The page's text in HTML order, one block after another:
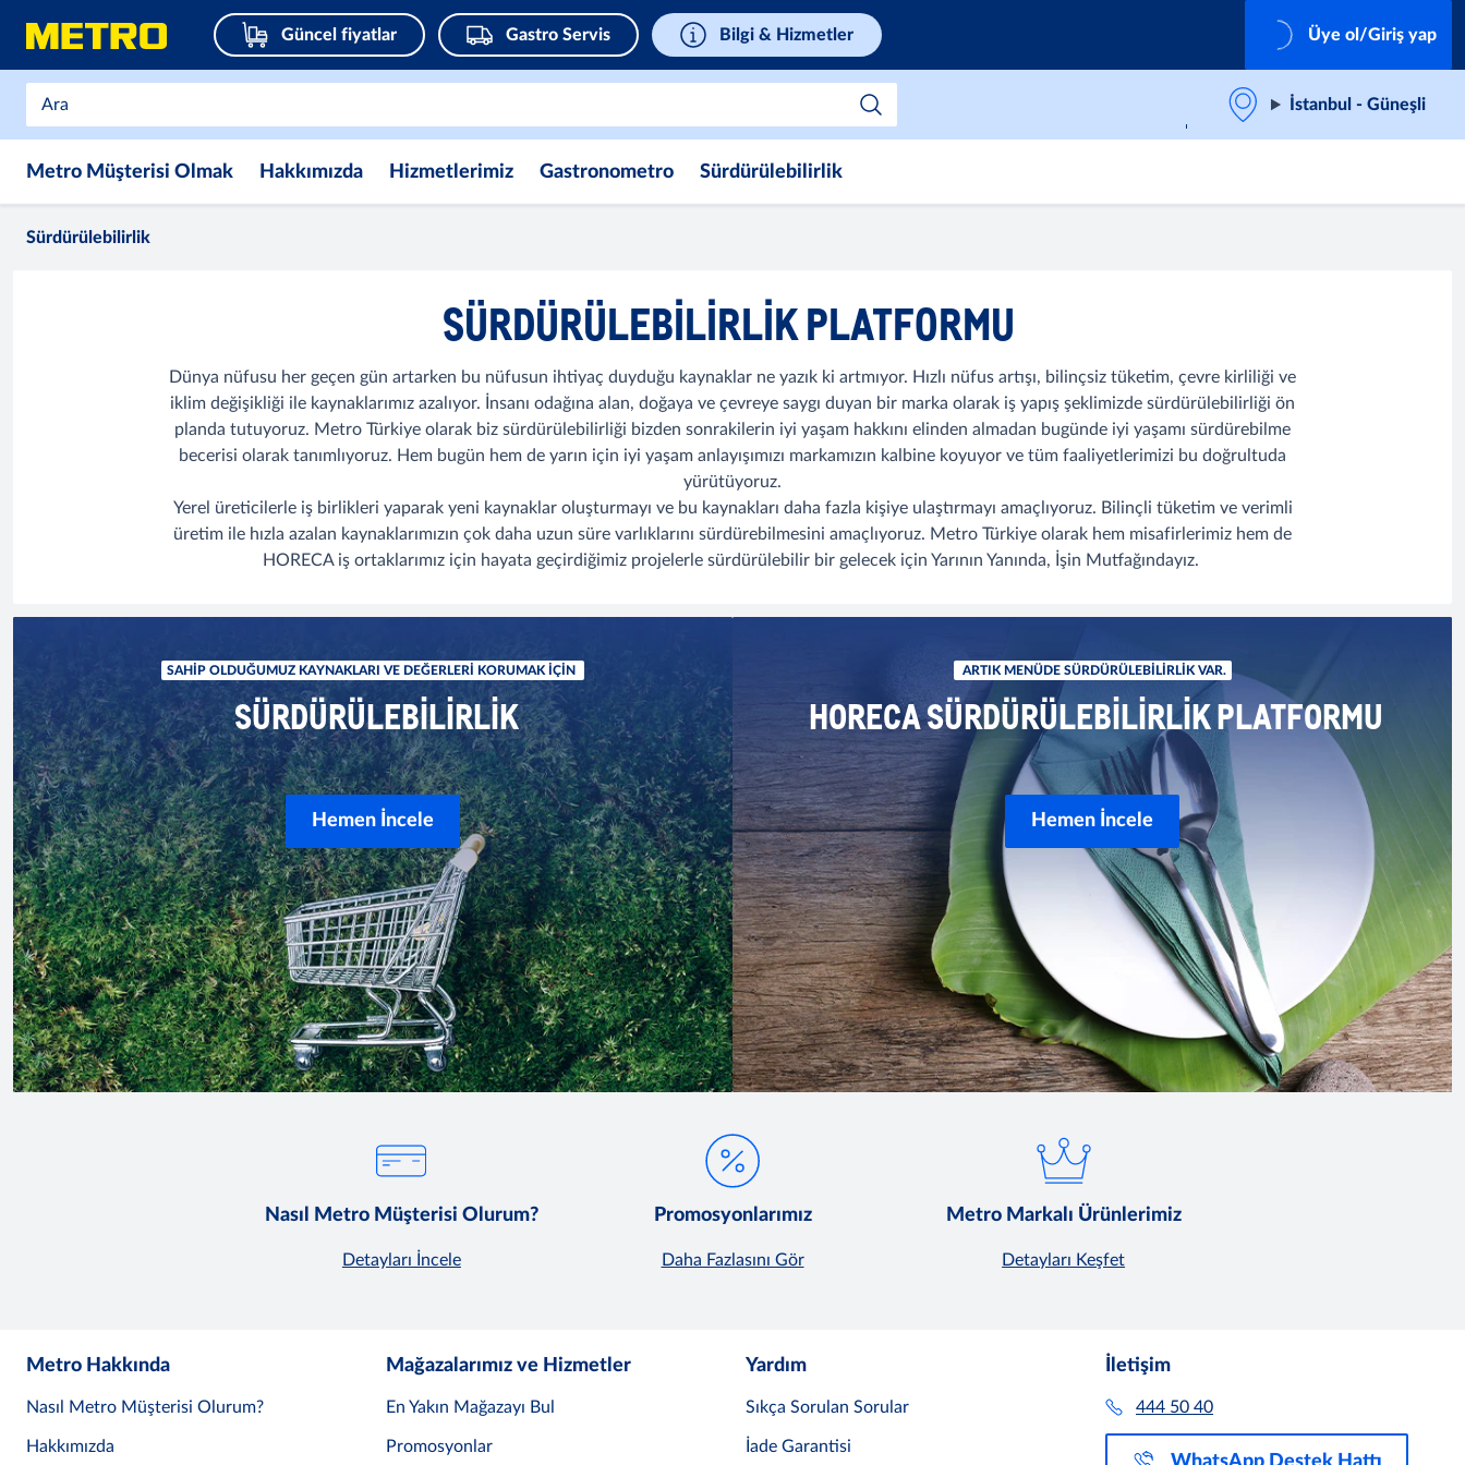
Güncel fiyatlar Gastro Servis Bilgi & Hizmetler Üye ol/Giriş yap
İstanbul - Güneşli
Metro Müşterisi Olmak Hakkımızda Hizmetlerimiz Gastronometro Sürdürülebilirlik
Sürdürülebilirlik
SÜRDÜRÜLEBILIRLİK PLATFORMU
Dünya nüfusu her geçen gün artarken bu nüfusun ihtiyaç duyduğu kaynaklar ne yazık ki artmıyor. Hızlı nüfus artışı, bilinçsiz tüketim, çevre kirliliği ve
iklim değişikliği ile kaynaklarımız azalıyor. İnsanı odağına alan, doğaya ve çevreye saygı duyan bir marka olarak iş yapış şeklimizde sürdürülebilirliği ön
planda tutuyoruz. Metro Türkiye olarak biz sürdürülebilirliği bizden sonrakilerin iyi yaşam hakkını elinden almadan bugünde iyi yaşamı sürdürebilme
becerisi olarak tanımlıyoruz. Hem bugün hem de yarın için iyi yaşam anlayışımızı markamızın kalbine koyuyor ve tüm faaliyetlerimizi bu doğrultuda
yürütüyoruz.
Yerel üreticilerle iş birlikleri yaparak yeni kaynaklar oluşturmayı ve bu kaynakları daha fazla kişiye ulaştırmayı amaçlıyoruz. Bilinçli tüketim ve verimli
üretim ile hızla azalan kaynaklarımızın çok daha uzun süre varlıklarını sürdürebilmesini amaçlıyoruz. Metro Türkiye olarak hem misafirlerimiz hem de
HORECA iş ortaklarımız için hayata geçirdiğimiz projelerle sürdürülebilir bir gelecek için Yarının Yanında, İşin Mutfağındayız.
SAHIP OLDUĞUMUZ KAYNAKLARI VE DEĞERLERI KORUMAK IÇIN
SÜRDÜRÜLEBILIRLIK
Hemen İncele
ARTIK MENÜDE SÜRDÜRÜLEBILIRLIK VAR.
HORECA SÜRDÜRÜLEBILIRLIK PLATFORMU
Hemen İncele
Nasıl Metro Müşterisi Olurum?
Detayları İncele
Promosyonlarımız
Daha Fazlasını Gör
Metro Markalı Ürünlerimiz
Detayları Keşfet
Metro Hakkında
Nasıl Metro Müşterisi Olurum?
Hakkımızda
Mağazalarımız ve Hizmetler
En Yakın Mağazayı Bul
Promosyonlar
Yardım
Sıkça Sorulan Sorular
İade Garantisi
İletişim
444 50 40